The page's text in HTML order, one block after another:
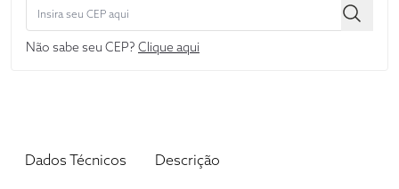
Não sabe seu CEP? Clique aqui
Dados Técnicos Descrição